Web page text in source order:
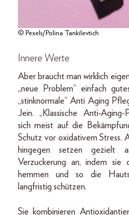
© Pexels/Polina Tankilevtich
Innere Werte
Aber braucht man wirklich
„neue Problem“ einfach
„stinknormale“ Anti Aging
Jein. „Klassische Anti-Aging-
sich meist auf die
Schutz vor oxidativem Stress.
hingegen setzen gezielt
Verzuckerung an, indem sie
hemmen und so die
langfristig schützen.
Sie kombinieren